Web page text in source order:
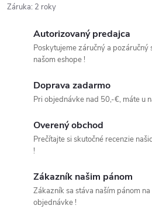
Záruka: 2 roky
Autorizovaný predajca
Poskytujeme záručný a
našom eshope !
Doprava zadarmo
Pri objednávke nad 50,-€, máte u
Overený obchod
Prečítajte si skutočné recenzie
!
Zákazník našim pánom
Zákazník sa stáva naším pánom
objednávke !